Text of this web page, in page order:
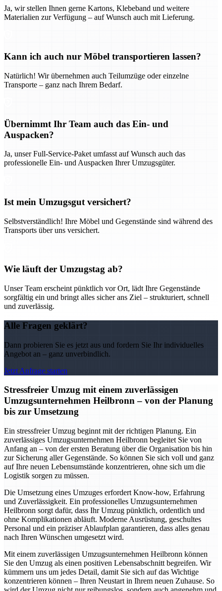
Ja, wir stellen Ihnen gerne Kartons, Klebeband und weitere
Materialien zur Verfügung – auf Wunsch auch mit Lieferung.
Kann ich auch nur Möbel transportieren lassen?
Natürlich! Wir übernehmen auch Teilumzüge oder einzelne
Transporte – ganz nach Ihrem Bedarf.
Übernimmt Ihr Team auch das Ein- und
Auspacken?
Ja, unser Full-Service-Paket umfasst auf Wunsch auch das
professionelle Ein- und Auspacken Ihrer Umzugsgüter.
Ist mein Umzugsgut versichert?
Selbstverständlich! Ihre Möbel und Gegenstände sind während des
Transports über uns versichert.
Wie läuft der Umzugstag ab?
Unser Team erscheint pünktlich vor Ort, lädt Ihre Gegenstände
sorgfältig ein und bringt alles sicher ans Ziel – strukturiert, schnell
und zuverlässig.
Alle Fragen geklärt?
Dann probieren Sie es jetzt aus und fordern Sie Ihr individuelles
Angebot an – ganz unverbindlich.
Jetzt Anfrage starten
Stressfreier Umzug mit einem zuverlässigen
Umzugsunternehmen Heilbronn – von der Planung
bis zur Umsetzung
Ein stressfreier Umzug beginnt mit der richtigen Planung. Ein
zuverlässiges Umzugsunternehmen Heilbronn begleitet Sie von
Anfang an – von der ersten Beratung über die Organisation bis hin
zur Sicherung aller Gegenstände. So können Sie sich voll und ganz
auf Ihre neuen Lebensumstände konzentrieren, ohne sich um die
Logistik sorgen zu müssen.
Die Umsetzung eines Umzuges erfordert Know-how, Erfahrung
und Zuverlässigkeit. Ein professionelles Umzugsunternehmen
Heilbronn sorgt dafür, dass Ihr Umzug pünktlich, ordentlich und
ohne Komplikationen abläuft. Moderne Ausrüstung, geschultes
Personal und ein präziser Ablaufplan garantieren, dass alles genau
nach Ihren Wünschen umgesetzt wird.
Mit einem zuverlässigen Umzugsunternehmen Heilbronn können
Sie den Umzug als einen positiven Lebensabschnitt begreifen. Wir
kümmern uns um jedes Detail, damit Sie sich auf das Wichtige
konzentrieren können – Ihren Neustart in Ihrem neuen Zuhause. So